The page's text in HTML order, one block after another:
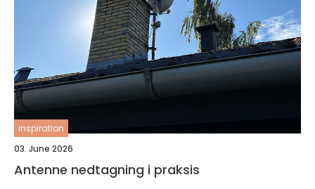
inspiration
03. June 2026
Antenne nedtagning i praksis